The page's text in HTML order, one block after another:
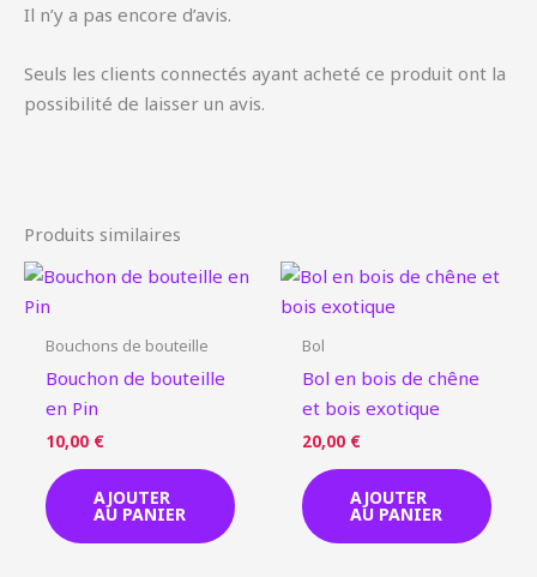
Il n’y a pas encore d’avis.
Seuls les clients connectés ayant acheté ce produit ont la
possibilité de laisser un avis.
Produits similaires
Bouchons de bouteille
Bouchon de bouteille
en Pin
10,00 €
AJOUTER
AU PANIER
Bol
Bol en bois de chêne
et bois exotique
20,00 €
AJOUTER
AU PANIER